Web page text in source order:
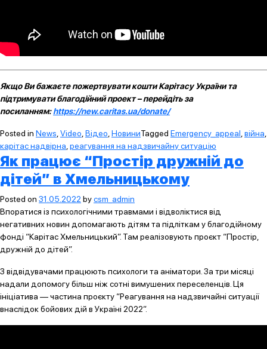
Якщо Ви бажаєте пожертвувати кошти Карітасу України та
підтримувати благодійний проект – перейдіть за
посиланням:https://new.caritas.ua/donate/
Posted in News Video Відео НовиниTagged Emergency_appeal війна
карітас надвірна реагування на надзвичайну ситуацію
Як працює “Простір дружній до
дітей” в Хмельницькому
Posted on 31.05.2022 bycsm_admin
Впоратися із психологічними травмами і відволіктися від
негативних новин допомагають дітям та підліткам у благодійному
фонді “Карітас Хмельницький”. Там реалізовують проєкт “Простір,
дружній до дітей”.
З відвідувачами працюють психологи та аніматори. За три місяці
надали допомогу більш ніж сотні вимушених переселенців. Ця
ініціатива — частина проєкту “Реагування на надзвичайні ситуації
внаслідок бойових дій в Україні 2022”.